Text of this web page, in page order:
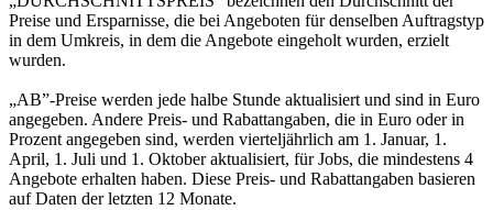
Preise und Ersparnisse, die bei Angeboten für denselben Auftragstyp
in dem Umkreis, in dem die Angebote eingeholt wurden, erzielt
wurden.
„AB”-Preise werden jede halbe Stunde aktualisiert und sind in Euro
angegeben. Andere Preis- und Rabattangaben, die in Euro oder in
Prozent angegeben sind, werden vierteljährlich am 1. Januar, 1.
April, 1. Juli und 1. Oktober aktualisiert, für Jobs, die mindestens 4
Angebote erhalten haben. Diese Preis- und Rabattangaben basieren
auf Daten der letzten 12 Monate.